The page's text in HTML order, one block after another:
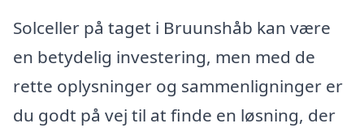
Solceller på taget i Bruunshåb kan være
en betydelig investering, men med de
rette oplysninger og sammenligninger er
du godt på vej til at finde en løsning, der